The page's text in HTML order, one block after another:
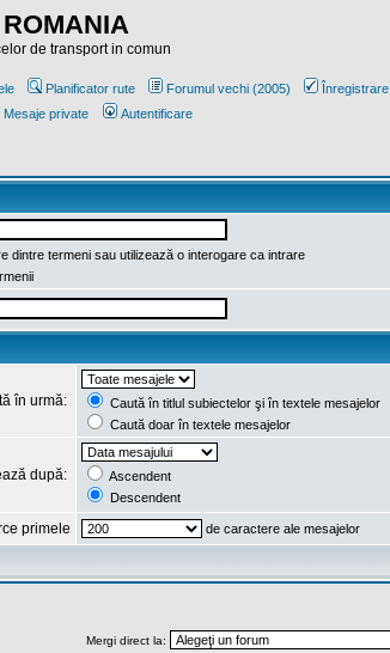
de transport in comun
Planificator rute Forumul vechi (2005)
Înregistrare
Mesaje private Autentificare
dintre termeni sau utilizează o interogare ca intrare
în urmă:
Caută în titlul subiectelor şi în textele mesajelor
Caută doar în textele mesajelor
după:
Ascendent
Descendent
primele de caractere ale mesajelor
Mergi direct la: